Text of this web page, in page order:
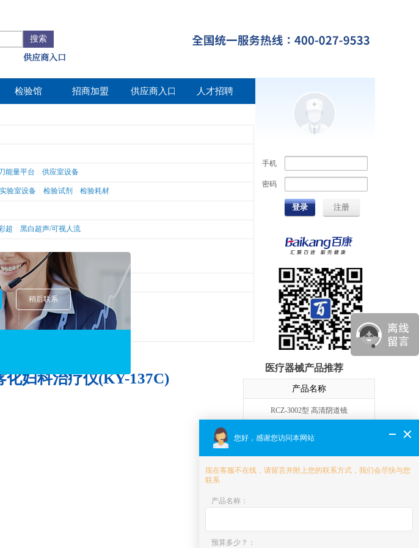
搜索
供应商入口
检验馆 招商加盟 供应商入口 人才招聘
能量平台 供应室设备
验室设备 检验试剂 检验耗材
超 黑白超声/可视人流
手机
密码
登录 注册
化妇科治疗仪(KY-137C)
医疗器械产品推荐
产品名称
RCZ-3002型 高清阴道镜
C3型 数码电子阴道镜
XW10 高端妇产5D彩色超声诊断系统
XW80A 5D彩色多普勒超声系统
稍后联系
您好，感谢您访问本网站
现在客服不在线，请留言并附上您的联系方式，我们会尽快与您
联系
产品名称 ：
预算多少？ ：